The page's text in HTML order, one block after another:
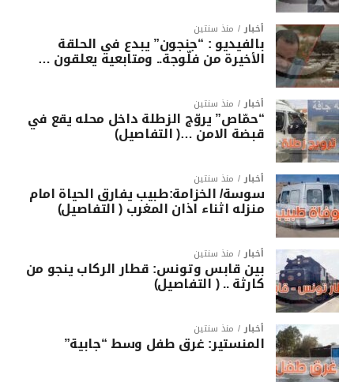
أخبار منذ سنتين
بالفيديو : “جنجون” يبدع في الحلقة
الأخيرة من فلّوجة.. ومتابعيه يعلقون …
أخبار منذ سنتين
“حمّاص” يروّج الزطلة داخل محله يقع في
قبضة الامن …( التفاصيل)
أخبار منذ سنتين
سوسة/ الخزامة:طبيب يفارق الحياة امام
منزله اثناء اذان المغرب ( التفاصيل)
أخبار منذ سنتين
بين قابس وتونس: قطار الركاب ينجو من
كارثة .. ( التفاصيل)
أخبار منذ سنتين
المنستير: غرق طفل وسط “جابية”